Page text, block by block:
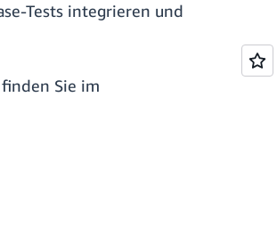
Tests integrieren und
Sie im